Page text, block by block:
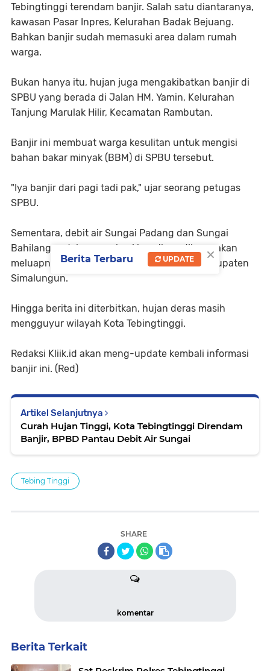
Tebingtinggi terendam banjir. Salah satu diantaranya,
kawasan Pasar Inpres, Kelurahan Badak Bejuang.
Bahkan banjir sudah memasuki area dalam rumah
warga.
Bukan hanya itu, hujan juga mengakibatkan banjir di
SPBU yang berada di Jalan HM. Yamin, Kelurahan
Tanjung Marulak Hilir, Kecamatan Rambutan.
Banjir ini membuat warga kesulitan untuk mengisi
bahan bakar minyak (BBM) di SPBU tersebut.
"Iya banjir dari pagi tadi pak," ujar seorang petugas
SPBU.
Sementara, debit air Sungai Padang dan Sungai
Bahilang sudah mengalami kenaikan, dikarenakan
meluapnya air di hulu sungai tepatnya di Kabupaten
Simalungun.
Hingga berita ini diterbitkan, hujan deras masih
mengguyur wilayah Kota Tebingtinggi.
Redaksi Kliik.id akan meng-update kembali informasi
banjir ini. (Red)
Artikel Selanjutnya
Curah Hujan Tinggi, Kota Tebingtinggi Direndam
Banjir, BPBD Pantau Debit Air Sungai
Tebing Tinggi
SHARE
komentar
Berita Terkait
×
Berita Terbaru UPDATE